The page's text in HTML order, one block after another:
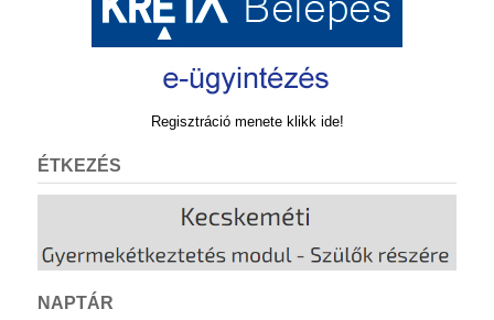
Regisztráció menete klikk ide!
ÉTKEZÉS
NAPTÁR